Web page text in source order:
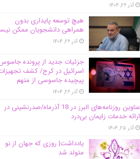
آذر ۲۶, ۱۴۰۴
هیچ توسعه پایداری بدون
همراهی دانشجویان ممکن
آذر ۲۶, ۱۴۰۴
جزئیات جدید از پرونده
اسرائیل در کرج/‌ کشف
پیچیده جاسوسی از متهم
آذر ۲۶, ۱۴۰۴
عناوین روزنامه‌های البرز در ‌18 آذرماه/صدرنشینی در
ارائه خدمات زایمان بی‌درد
آذر ۲۵, ۱۴۰۴
یادداشت| روزی که جهان از نو
متولد شد